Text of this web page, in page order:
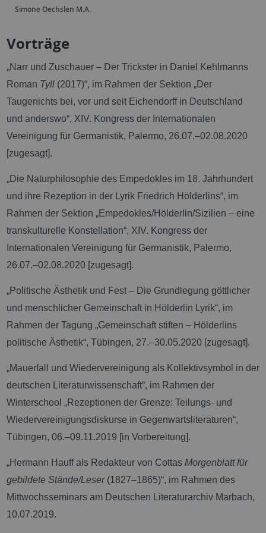
Simone Oechslen M.A.
Vorträge
„Narr und Zuschauer – Der Trickster in Daniel Kehlmanns
Roman Tyll(2017)“, im Rahmen der Sektion „Der
Taugenichts bei, vor und seit Eichendorff in Deutschland
und anderswo“, XIV. Kongress der Internationalen
Vereinigung für Germanistik, Palermo, 26.07.–02.08.2020
[zugesagt].
„Die Naturphilosophie des Empedokles im 18. Jahrhundert
und ihre Rezeption in der Lyrik Friedrich Hölderlins“, im
Rahmen der Sektion „Empedokles/Hölderlin/Sizilien – eine
transkulturelle Konstellation“, XIV. Kongress der
Internationalen Vereinigung für Germanistik, Palermo,
26.07.–02.08.2020 [zugesagt].
„Politische Ästhetik und Fest – Die Grundlegung göttlicher
und menschlicher Gemeinschaft in Hölderlin Lyrik“, im
Rahmen der Tagung „Gemeinschaft stiften – Hölderlins
politische Ästhetik“, Tübingen, 27.–30.05.2020 [zugesagt].
„Mauerfall und Wiedervereinigung als Kollektivsymbol in der
deutschen Literaturwissenschaft“, im Rahmen der
Winterschool „Rezeptionen der Grenze: Teilungs- und
Wiedervereinigungsdiskurse in Gegenwartsliteraturen“,
Tübingen, 06.–09.11.2019 [in Vorbereitung].
„Hermann Hauff als Redakteur von Cottas Morgenblatt für
gebildete Stände/Leser(1827–1865)“, im Rahmen des
Mittwochsseminars am Deutschen Literaturarchiv Marbach,
10.07.2019.